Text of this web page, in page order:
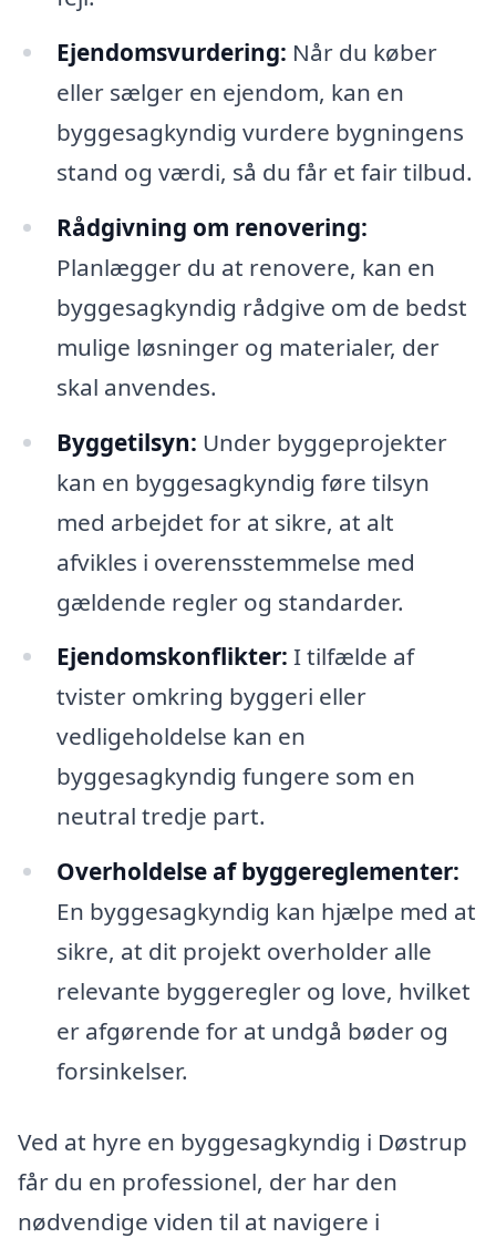
Ejendomsvurdering: Når du køber
eller sælger en ejendom, kan en
byggesagkyndig vurdere bygningens
stand og værdi, så du får et fair tilbud.
Rådgivning om renovering:
Planlægger du at renovere, kan en
byggesagkyndig rådgive om de bedst
mulige løsninger og materialer, der
skal anvendes.
Byggetilsyn: Under byggeprojekter
kan en byggesagkyndig føre tilsyn
med arbejdet for at sikre, at alt
afvikles i overensstemmelse med
gældende regler og standarder.
Ejendomskonflikter: I tilfælde af
tvister omkring byggeri eller
vedligeholdelse kan en
byggesagkyndig fungere som en
neutral tredje part.
Overholdelse af byggereglementer:
En byggesagkyndig kan hjælpe med at
sikre, at dit projekt overholder alle
relevante byggeregler og love, hvilket
er afgørende for at undgå bøder og
forsinkelser.
Ved at hyre en byggesagkyndig i Døstrup
får du en professionel, der har den
nødvendige viden til at navigere i